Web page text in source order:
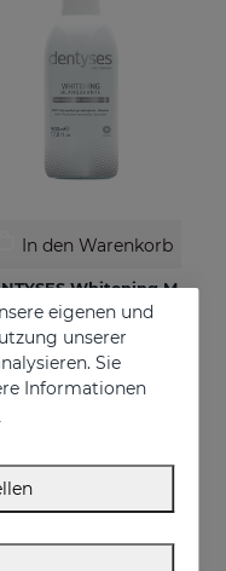
In den Warenkorb
DENTYSES Whitening Mouthwash
€ 16,95
eigenen und
unserer
Sie
Informationen